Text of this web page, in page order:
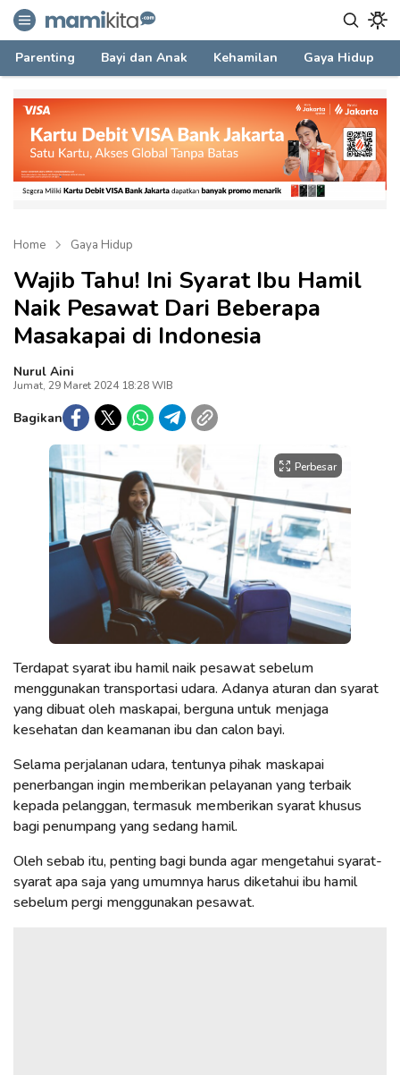
mamikita.com
Informasi Parenting untuk Mami Milenial
Parenting Bayi dan Anak Kehamilan Gaya Hidup
Home Gaya Hidup
Wajib Tahu! Ini Syarat Ibu Hamil
Naik Pesawat Dari Beberapa
Masakapai di Indonesia
Nurul Aini
Jumat, 29 Maret 2024 18:28 WIB
Bagikan
Perbesar
Terdapat syarat ibu hamil naik pesawat sebelum
menggunakan transportasi udara. Adanya aturan dan syarat
yang dibuat oleh maskapai, berguna untuk menjaga
kesehatan dan keamanan ibu dan calon bayi.
Selama perjalanan udara, tentunya pihak maskapai
penerbangan ingin memberikan pelayanan yang terbaik
kepada pelanggan, termasuk memberikan syarat khusus
bagi penumpang yang sedang hamil.
Oleh sebab itu, penting bagi bunda agar mengetahui syarat-
syarat apa saja yang umumnya harus diketahui ibu hamil
sebelum pergi menggunakan pesawat.